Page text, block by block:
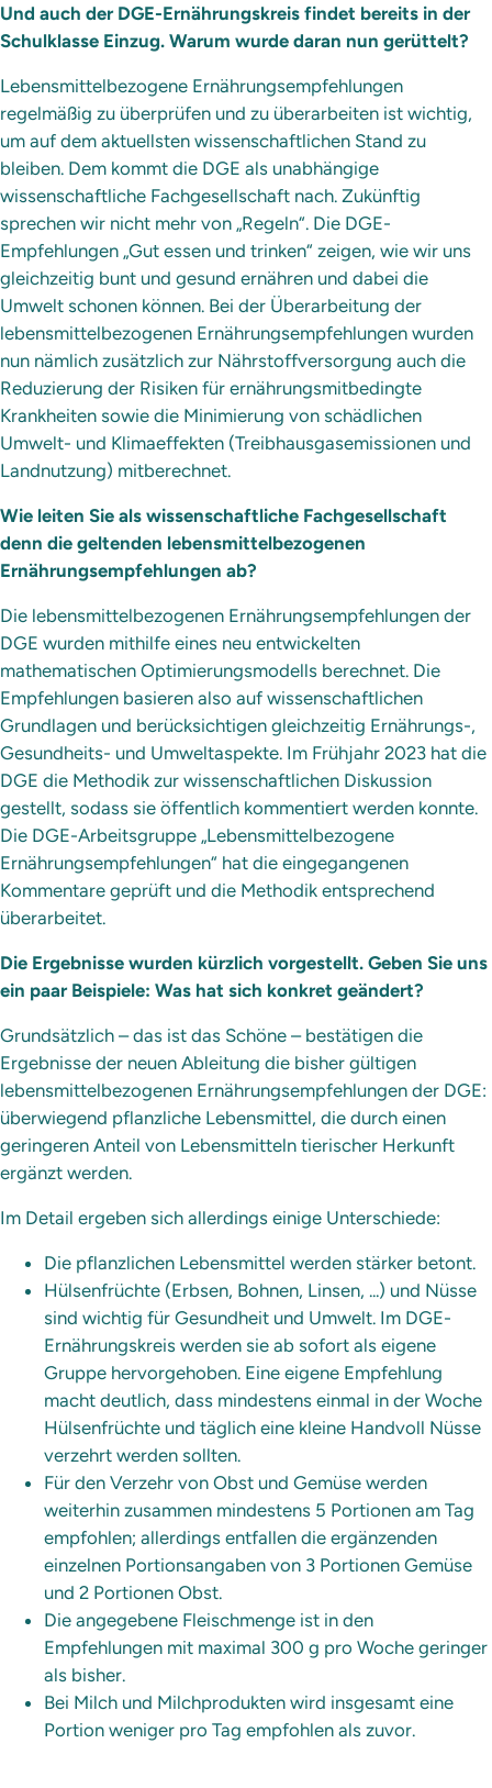
Und auch der DGE-Ernährungskreis findet bereits in der
Schulklasse Einzug. Warum wurde daran nun gerüttelt?
Lebensmittelbezogene Ernährungsempfehlungen
regelmäßig zu überprüfen und zu überarbeiten ist wichtig,
um auf dem aktuellsten wissenschaftlichen Stand zu
bleiben. Dem kommt die DGE als unabhängige
wissenschaftliche Fachgesellschaft nach. Zukünftig
sprechen wir nicht mehr von „Regeln“. Die DGE-
Empfehlungen „Gut essen und trinken“ zeigen, wie wir uns
gleichzeitig bunt und gesund ernähren und dabei die
Umwelt schonen können. Bei der Überarbeitung der
lebensmittelbezogenen Ernährungsempfehlungen wurden
nun nämlich zusätzlich zur Nährstoffversorgung auch die
Reduzierung der Risiken für ernährungsmitbedingte
Krankheiten sowie die Minimierung von schädlichen
Umwelt- und Klimaeffekten (Treibhausgasemissionen und
Landnutzung) mitberechnet.
Wie leiten Sie als wissenschaftliche Fachgesellschaft
denn die geltenden lebensmittelbezogenen
Ernährungsempfehlungen ab?
Die lebensmittelbezogenen Ernährungsempfehlungen der
DGE wurden mithilfe eines neu entwickelten
mathematischen Optimierungsmodells berechnet. Die
Empfehlungen basieren also auf wissenschaftlichen
Grundlagen und berücksichtigen gleichzeitig Ernährungs-,
Gesundheits- und Umweltaspekte. Im Frühjahr 2023 hat die
DGE die Methodik zur wissenschaftlichen Diskussion
gestellt, sodass sie öffentlich kommentiert werden konnte.
Die DGE-Arbeitsgruppe „Lebensmittelbezogene
Ernährungsempfehlungen“ hat die eingegangenen
Kommentare geprüft und die Methodik entsprechend
überarbeitet.
Die Ergebnisse wurden kürzlich vorgestellt. Geben Sie uns
ein paar Beispiele: Was hat sich konkret geändert?
Grundsätzlich – das ist das Schöne – bestätigen die
Ergebnisse der neuen Ableitung die bisher gültigen
lebensmittelbezogenen Ernährungsempfehlungen der DGE:
überwiegend pflanzliche Lebensmittel, die durch einen
geringeren Anteil von Lebensmitteln tierischer Herkunft
ergänzt werden.
Im Detail ergeben sich allerdings einige Unterschiede:
Die pflanzlichen Lebensmittel werden stärker betont.
Hülsenfrüchte (Erbsen, Bohnen, Linsen, ...) und Nüsse
sind wichtig für Gesundheit und Umwelt. Im DGE-
Ernährungskreis werden sie ab sofort als eigene
Gruppe hervorgehoben. Eine eigene Empfehlung
macht deutlich, dass mindestens einmal in der Woche
Hülsenfrüchte und täglich eine kleine Handvoll Nüsse
verzehrt werden sollten.
Für den Verzehr von Obst und Gemüse werden
weiterhin zusammen mindestens 5 Portionen am Tag
empfohlen; allerdings entfallen die ergänzenden
einzelnen Portionsangaben von 3 Portionen Gemüse
und 2 Portionen Obst.
Die angegebene Fleischmenge ist in den
Empfehlungen mit maximal 300 g pro Woche geringer
als bisher.
Bei Milch und Milchprodukten wird insgesamt eine
Portion weniger pro Tag empfohlen als zuvor.